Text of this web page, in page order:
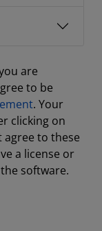
are
to be
. Your
clicking on
to these
a license or
software.